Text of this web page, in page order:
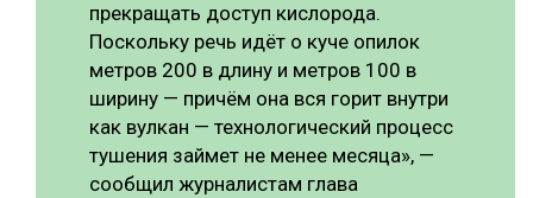
СОРТИРОВКА ДРЕВЕСИНЫ
СУШКА ДРЕВЕСИНЫ
МЕБЕЛЬНОЕ ПРОИЗВОДСТВО
прекращать доступ кислорода.
Поскольку речь идёт о куче опилок
метров 200 в длину и метров 100 в
ширину — причём она вся горит внутри
как вулкан — технологический процесс
тушения займет не менее месяца», —
сообщил журналистам глава